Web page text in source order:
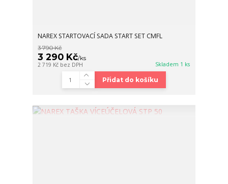
NAREX STARTOVACÍ SADA START SET CMFL
3 790 Kč
3 290 Kč/ks
2 719 Kč bez DPH Skladem 1 ks
Přidat do košíku